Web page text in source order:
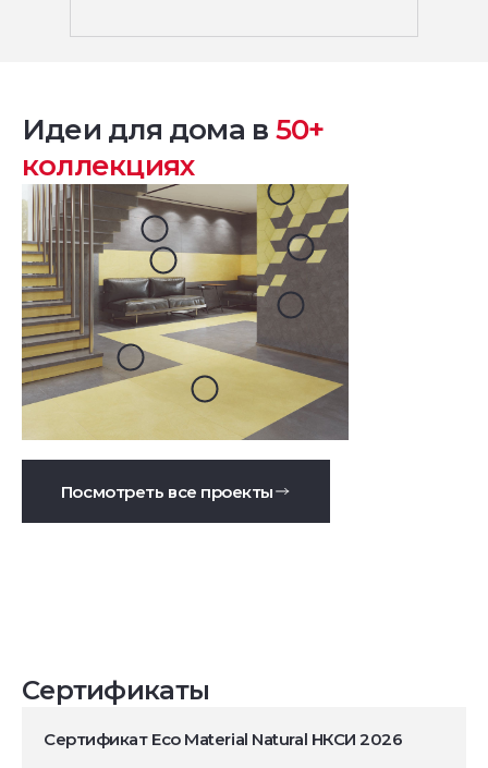
Идеи для дома в 50+
коллекциях
Посмотреть все проекты
Сертификаты
Сертификат Eco Material Natural НКСИ 2026